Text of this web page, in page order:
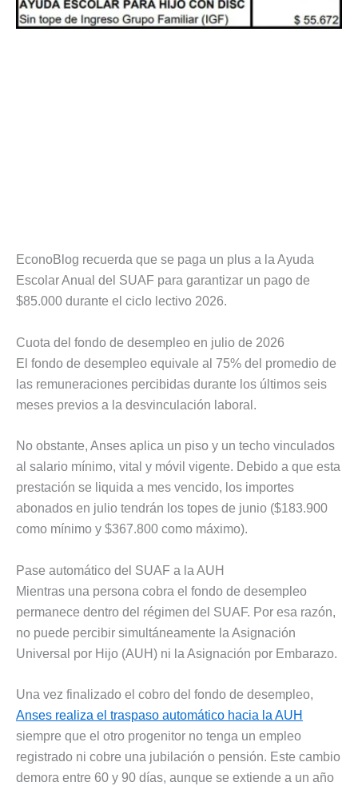
EconoBlog recuerda que se paga un plus a la Ayuda
Escolar Anual del SUAF para garantizar un pago de
$85.000 durante el ciclo lectivo 2026.
Cuota del fondo de desempleo en julio de 2026
El fondo de desempleo equivale al 75% del promedio de
las remuneraciones percibidas durante los últimos seis
meses previos a la desvinculación laboral.
No obstante, Anses aplica un piso y un techo vinculados
al salario mínimo, vital y móvil vigente. Debido a que esta
prestación se liquida a mes vencido, los importes
abonados en julio tendrán los topes de junio ($183.900
como mínimo y $367.800 como máximo).
Pase automático del SUAF a la AUH
Mientras una persona cobra el fondo de desempleo
permanece dentro del régimen del SUAF. Por esa razón,
no puede percibir simultáneamente la Asignación
Universal por Hijo (AUH) ni la Asignación por Embarazo.
Una vez finalizado el cobro del fondo de desempleo,
Anses realiza el traspaso automático hacia la AUH
siempre que el otro progenitor no tenga un empleo
registrado ni cobre una jubilación o pensión. Este cambio
demora entre 60 y 90 días, aunque se extiende a un año